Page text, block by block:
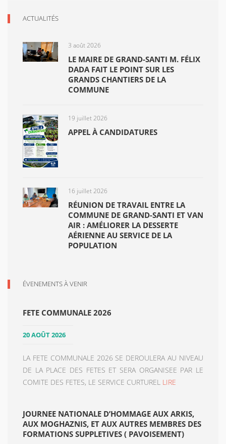
ACTUALITÉS
3 août 2026
LE MAIRE DE GRAND-SANTI M. FÉLIX
DADA FAIT LE POINT SUR LES
GRANDS CHANTIERS DE LA
COMMUNE
19 juillet 2026
APPEL À CANDIDATURES
16 juillet 2026
RÉUNION DE TRAVAIL ENTRE LA
COMMUNE DE GRAND-SANTI ET VAN
AIR : AMÉLIORER LA DESSERTE
AÉRIENNE AU SERVICE DE LA
POPULATION
ÉVENEMENTS À VENIR
FETE COMMUNALE 2026
20 AOÛT 2026
LA FETE COMMUNALE 2026 SE DEROULERA AU NIVEAU
DE LA PLACE DES FETES ET SERA ORGANISEE PAR LE
COMITE DES FETES, LE SERVICE CURTUREL LIRE
JOURNEE NATIONALE D’HOMMAGE AUX ARKIS,
AUX MOGHAZNIS, ET AUX AUTRES MEMBRES DES
FORMATIONS SUPPLETIVES ( PAVOISEMENT)